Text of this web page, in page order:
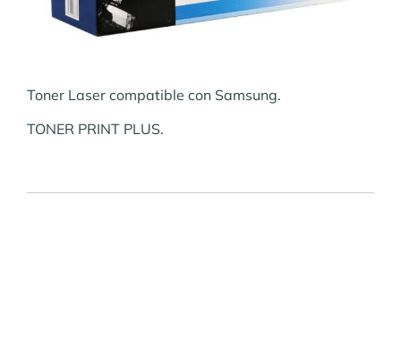
Toner Laser compatible con Samsung.
TONER PRINT PLUS.